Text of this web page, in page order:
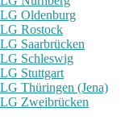
Oldenburg
Rostock
Saarbrücken
Schleswig
Stuttgart
Thüringen (Jena)
Zweibrücken